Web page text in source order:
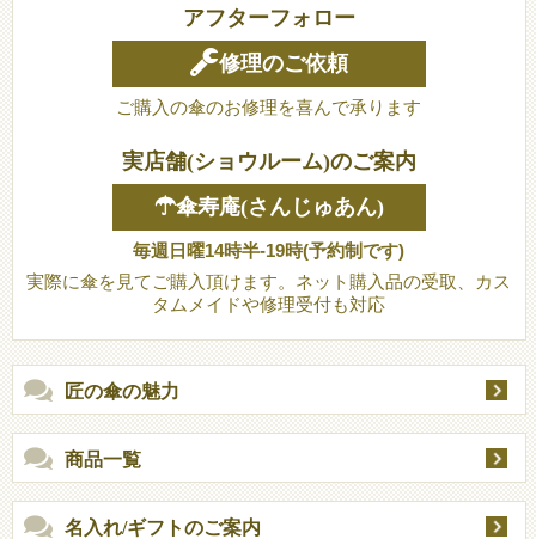
アフターフォロー
修理のご依頼
ご購入の傘のお修理を喜んで承ります
実店舗(ショウルーム)のご案内
☂傘寿庵(さんじゅあん)
毎週日曜14時半-19時(予約制です)
実際に傘を見てご購入頂けます。ネット購入品の受取、カス
タムメイドや修理受付も対応
匠の傘の魅力
商品一覧
名入れ/ギフトのご案内